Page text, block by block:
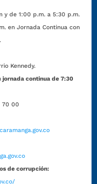
de 1:00 p.m. a 5:30 p.m.
Jornada Continua con
Kennedy.
jornada continua de 7:30
70 00
de corrupción: